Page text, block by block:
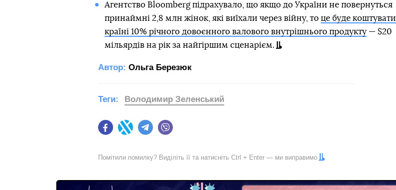
Агентство Bloomberg підрахувало, що якщо до України не повернуться
принаймні 2,8 млн жінок, які виїхали через війну, то це буде коштувати
країні 10% річного довоєнного валового внутрішнього продукту— $20
мільярдів на рік за найгіршим сценарієм.
Автор: Ольга Березюк
FacebookTwitter Telegram
Теги: Володимир Зеленський
Помітили помилку? Виділіть її та натисніть Ctrl + Enter — ми виправимо